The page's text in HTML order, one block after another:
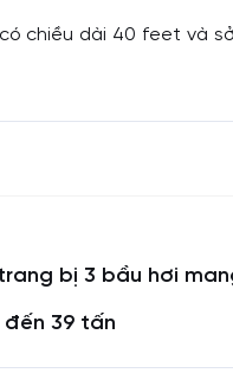
chiều dài 40 feet và
bị 3 bầu hơi
39 tấn